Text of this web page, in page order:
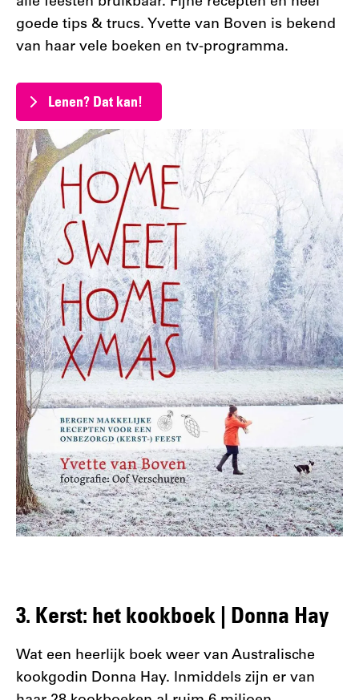
goede tips & trucs. Yvette van Boven is bekend
van haar vele boeken en tv-programma.
Lenen? Dat kan!
3. Kerst: het kookboek | Donna Hay
Wat een heerlijk boek weer van Australische
kookgodin Donna Hay. Inmiddels zijn er van